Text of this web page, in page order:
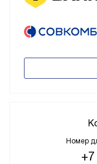
Номер